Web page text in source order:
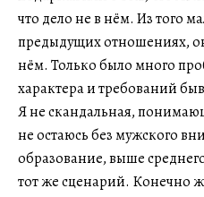
что дело не в нём. Из того
предыдущих отношениях,
нём. Только было много
характера и требований
Я не скандальная,
не остаюсь без мужского
образование, выше
тот же сценарий. Конечно